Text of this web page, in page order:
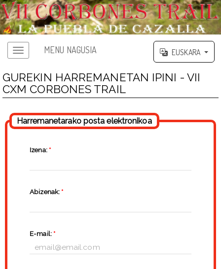
MENU NAGUSIA EUSKARA
GUREKIN HARREMANETAN IPINI - VII
CXM CORBONES TRAIL
Harremanetarako posta elektronikoa
Izena: *
Abizenak: *
E-mail: *